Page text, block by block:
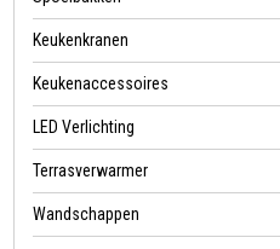
Keukenkranen
Keukenaccessoires
LED Verlichting
Terrasverwarmer
Wandschappen